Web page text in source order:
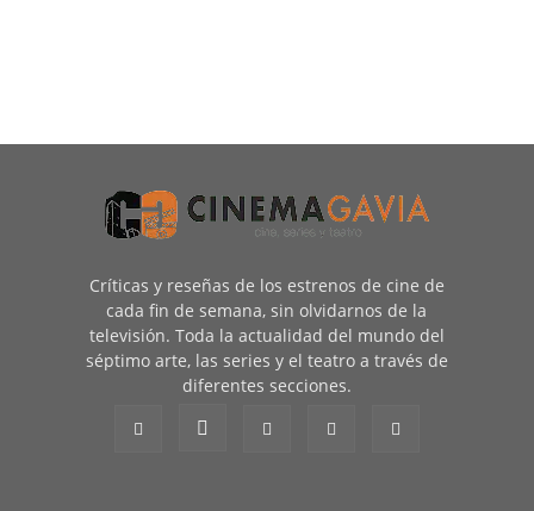
Críticas y reseñas de los estrenos de cine de
cada fin de semana, sin olvidarnos de la
televisión. Toda la actualidad del mundo del
séptimo arte, las series y el teatro a través de
diferentes secciones.